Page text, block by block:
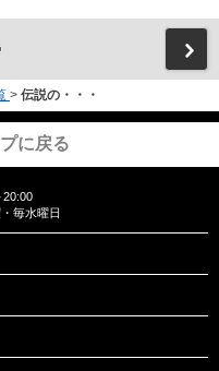
> 伝説の・・・
に戻る
20:00
毎水曜日